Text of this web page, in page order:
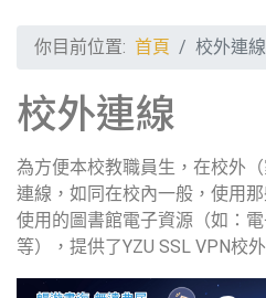
你目前位置: 首頁 校外連線
校外連線
為方便本校教職員生，在校外
連線，如同在校內一般，使用
使用的圖書館電子資源（如：
等），提供了YZU SSL VPN校